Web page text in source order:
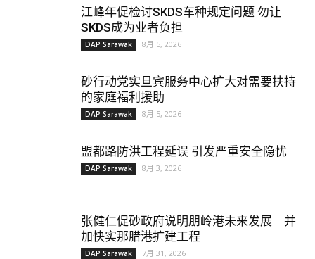
江峰年促检讨SKDS车种规定问题 勿让
SKDS成为业者负担
DAP Sarawak 8月 5, 2026
砂行动党实旦宾服务中心扩大对需要扶持
的家庭福利援助
DAP Sarawak 8月 5, 2026
盟都路防洪工程延误 引发严重安全隐忧
DAP Sarawak 8月 3, 2026
张健仁促砂政府说明朋岭港未来发展 并
加快实那腊港扩建工程
DAP Sarawak 7月 31, 2026